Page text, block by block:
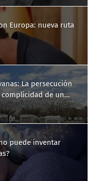
Europa: nueva ruta
La persecución
complicidad de un
puede inventar